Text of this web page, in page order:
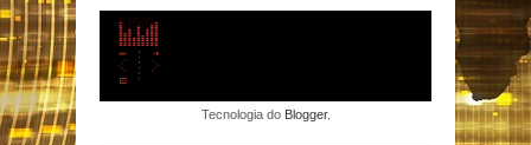
Tecnologia do Blogger.